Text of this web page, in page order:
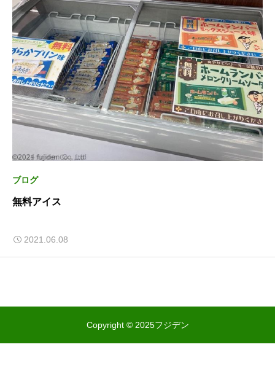
ブログ
無料アイス
2021.06.08
Copyright © 2025フジデン